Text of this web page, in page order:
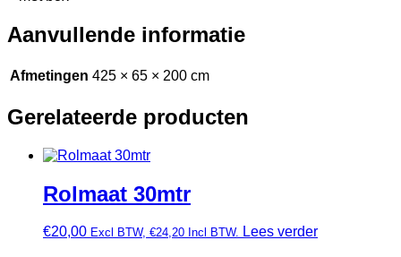
Aanvullende informatie
Afmetingen 425 × 65 × 200 cm
Gerelateerde producten
Rolmaat 30mtr
€20,00 Excl BTW, €24,20 Incl BTW. Lees verder